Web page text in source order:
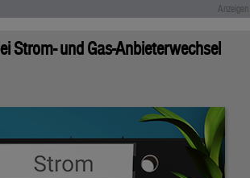
Strom- und Gas-Anbieterwechsel